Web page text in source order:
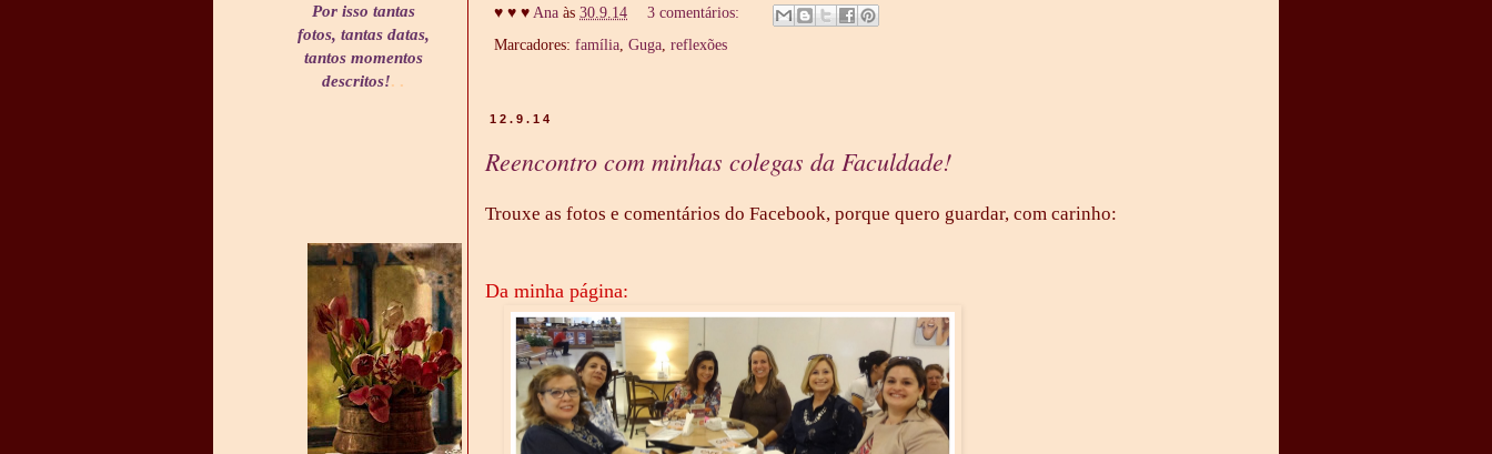
♥ ♥ ♥ Ana às 30.9.14
3 comentários:
Marcadores: família Guga reflexões
12.9.14
Reencontro com minhas colegas da Faculdade!
Trouxe as fotos e comentários do Facebook, porque quero guardar, com carinho:
Da minha página:
Por isso tantas
fotos, tantas datas,
tantos momentos
descritos!. .